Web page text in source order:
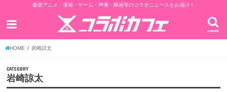
最新アニメ・漫画・ゲーム・声優・映画等のコラボニュースをお届け！
search
HOME 岩崎諒太
CATEGORY
岩崎諒太